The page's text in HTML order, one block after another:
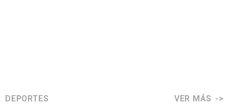
DEPORTES VER MÁS